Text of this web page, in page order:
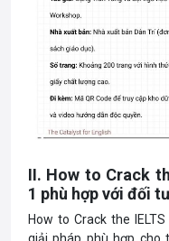
II. How to Crack
1 phù hợp với đối
How to Crack the
giải pháp phù hợp cho